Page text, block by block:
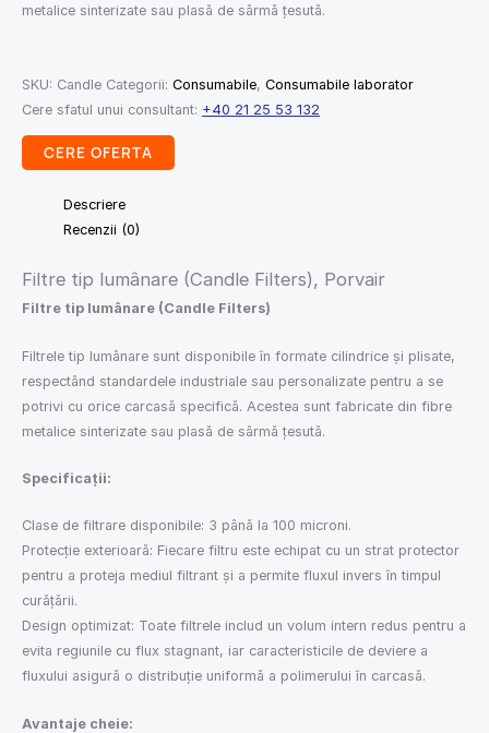
metalice sinterizate sau plasă de sârmă țesută.
SKU: Candle Categorii: Consumabile, Consumabile laborator
Cere sfatul unui consultant: +40 21 25 53 132
CERE OFERTA
Descriere
Recenzii (0)
Filtre tip lumânare (Candle Filters), Porvair
Filtre tip lumânare (Candle Filters)
Filtrele tip lumânare sunt disponibile în formate cilindrice și plisate,
respectând standardele industriale sau personalizate pentru a se
potrivi cu orice carcasă specifică. Acestea sunt fabricate din fibre
metalice sinterizate sau plasă de sârmă țesută.
Specificații:
Clase de filtrare disponibile: 3 până la 100 microni.
Protecție exterioară: Fiecare filtru este echipat cu un strat protector
pentru a proteja mediul filtrant și a permite fluxul invers în timpul
curățării.
Design optimizat: Toate filtrele includ un volum intern redus pentru a
evita regiunile cu flux stagnant, iar caracteristicile de deviere a
fluxului asigură o distribuție uniformă a polimerului în carcasă.
Avantaje cheie: